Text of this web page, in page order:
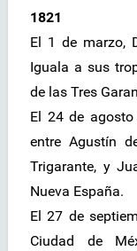
1821
El 1 de marzo,
Iguala a sus
de las Tres
El 24 de
entre Agustín
Trigarante, y
Nueva España.
El 27 de
Ciudad de